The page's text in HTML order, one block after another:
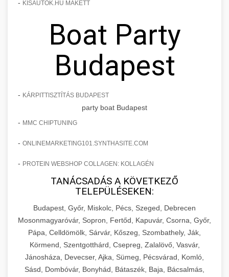
- KISAUTOK.HU MAKETT
Boat Party
Budapest
- KÁRPITTISZTÍTÁS BUDAPEST
party boat Budapest
- MMC CHIPTUNING
- ONLINEMARKETING101.SYNTHASITE.COM
- PROTEIN WEBSHOP COLLAGEN: KOLLAGÉN
TANÁCSADÁS A KÖVETKEZŐ
TELEPÜLÉSEKEN:
Budapest, Győr, Miskolc, Pécs, Szeged, Debrecen
Mosonmagyaróvár, Sopron, Fertőd, Kapuvár, Csorna, Győr,
Pápa, Celldömölk, Sárvár, Kőszeg, Szombathely, Ják,
Körmend, Szentgotthárd, Csepreg, Zalalövő, Vasvár,
Jánosháza, Devecser, Ajka, Sümeg, Pécsvárad, Komló,
Sásd, Dombóvár, Bonyhád, Bátaszék, Baja, Bácsalmás,